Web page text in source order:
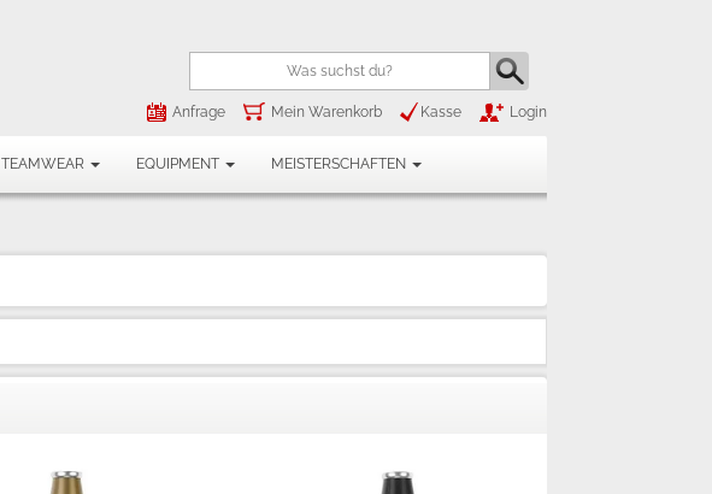
Anfrage Mein Warenkorb Kasse Login
TEAMWEAR EQUIPMENT MEISTERSCHAFTEN